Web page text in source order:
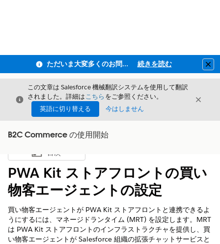
ただいま大変多くのお問い合わせをいただいており、ご連絡までにお時間を頂戴しております 続きを読む
閉じる
この文章は Salesforce 機械翻訳システムを使用して翻訳
されました。詳細はこちら をご参照ください。
英語に切り替える
今はしません
閉じる
B2C Commerce の使用開始
目次を表示
目次
PWA Kit ストアフロントの買い
物客エージェントの設定
買い物客エージェントが PWA Kit ストアフロントと連携できるよ
うにするには、マネージドランタイム (MRT) を設定します。MRT
は PWA Kit ストアフロントのインフラストラクチャを提供し、買
い物客エージェントが Salesforce 組織の拡張チャットサービスと